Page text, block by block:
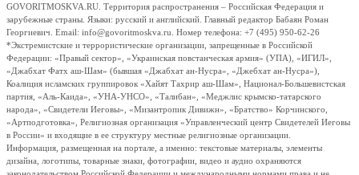
GOVORITMOSKVA.RU. Территория распространения – Российская Федерация и
зарубежные страны. Языки: русский и английский. Главный редактор Бабаян Роман
Георгиевич. Email: info@govoritmoskva.ru. Номер телефона: +7 (495) 950-62-26
*Экстремистские и террористические организации, запрещенные в Российской
Федерации: «Правый сектор», «Украинская повстанческая армия» (УПА), «ИГИЛ»,
«Джабхат Фатх аш-Шам» (бывшая «Джабхат ан-Нусра», «Джебхат ан-Нусра»),
Коалиция исламских группировок «Хайят Тахрир аш-Шам», Национал-Большевистская
партия, «Аль-Каида», «УНА-УНСО», «Талибан», «Меджлис крымско-татарского
народа», «Свидетели Иеговы», «Мизантропик Дивижн», «Братство» Корчинского,
«Артподготовка», Религиозная организация «Управленческий центр Свидетелей Иеговы
в России» и входящие в ее структуру местные религиозные организации.
Информация, размещенная на портале, а именно: текстовые материалы, элементы
дизайна, логотипы, товарные знаки, фотографии, видео и аудио охраняются